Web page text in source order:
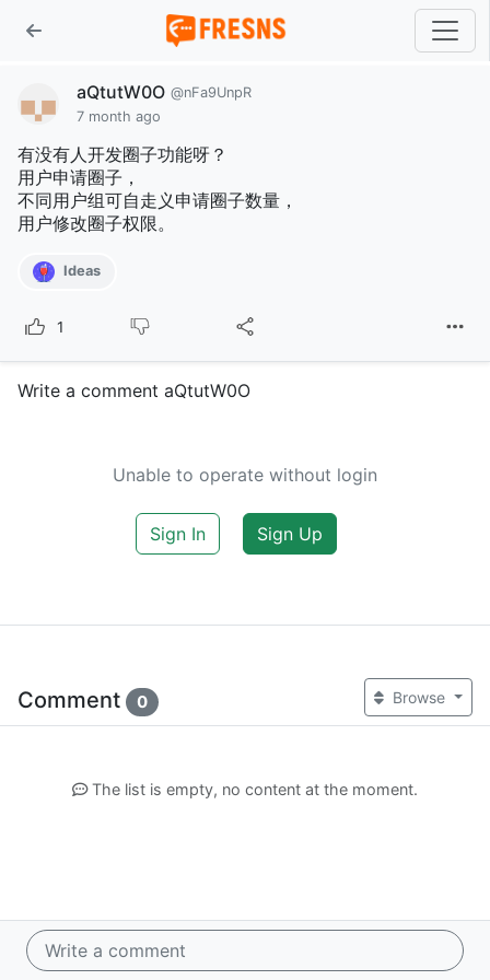
aQtutW0O @nFa9UnpR
7 month ago
有没有人开发圈子功能呀？
用户申请圈子，
不同用户组可自走义申请圈子数量，
用户修改圈子权限。
Ideas
1
Write a comment
Write a comment aQtutW0O
Unable to operate without login
Sign In Sign Up
Comment 0 Browse
The list is empty, no content at the moment.